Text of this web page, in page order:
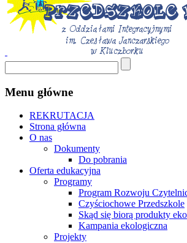
Menu główne
REKRUTACJA
Strona główna
O nas
Dokumenty
Do pobrania
Oferta edukacyjna
Programy
Program Rozwoju
Czyściochowe Przedszkole
Skąd się biorą produkty
Kampania ekologiczna
Projekty